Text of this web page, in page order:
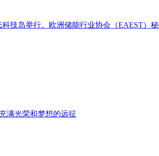
技岛举行。欧洲储能行业协会（EAEST）
满光荣和梦想的远征